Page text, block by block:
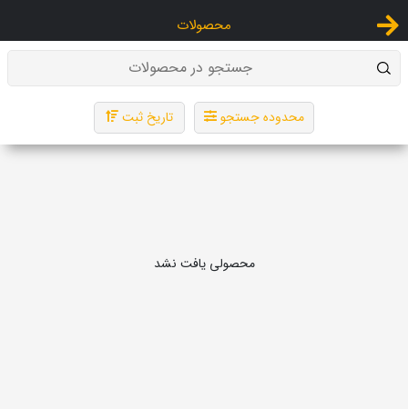
محصولات
جستجو در محصولات
محدوده جستجو تاریخ ثبت
محصولی یافت نشد